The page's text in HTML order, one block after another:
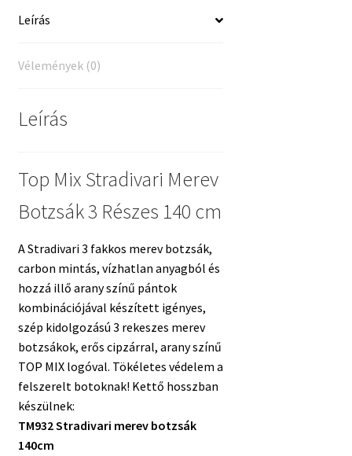
Leírás
Vélemények (0)
Leírás
Top Mix Stradivari Merev
Botzsák 3 Részes 140 cm
A Stradivari 3 fakkos merev botzsák,
carbon mintás, vízhatlan anyagból és
hozzá illő arany színű pántok
kombinációjával készített igényes,
szép kidolgozású 3 rekeszes merev
botzsákok, erős cipzárral, arany színű
TOP MIX logóval. Tökéletes védelem a
felszerelt botoknak! Kettő hosszban
készülnek:
TM932 Stradivari merev botzsák
140cm